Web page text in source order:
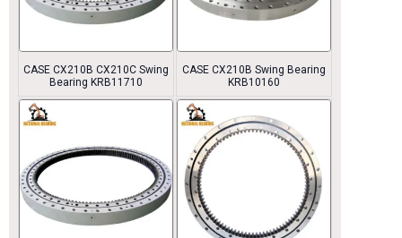
CASE CX210B CX210C Swing
Bearing KRB11710
CASE CX210B Swing Bearing
KRB10160